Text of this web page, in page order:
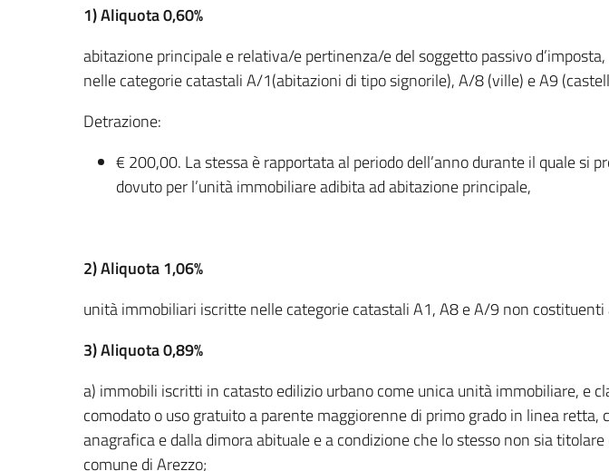
1) Aliquota 0,60%
abitazione principale e relativa/e pertinenza/e del soggetto passivo
nelle categorie catastali A/1(abitazioni di tipo signorile), A/8 (ville) e A9
Detrazione:
€ 200,00. La stessa è rapportata al periodo dell’anno durante il quale si
dovuto per l’unità immobiliare adibita ad abitazione principale,
2) Aliquota 1,06%
unità immobiliari iscritte nelle categorie catastali A1, A8 e A/9 non
3) Aliquota 0,89%
a) immobili iscritti in catasto edilizio urbano come unica unità immobiliare, e
comodato o uso gratuito a parente maggiorenne di primo grado in linea
anagrafica e dalla dimora abituale e a condizione che lo stesso non sia
comune di Arezzo;